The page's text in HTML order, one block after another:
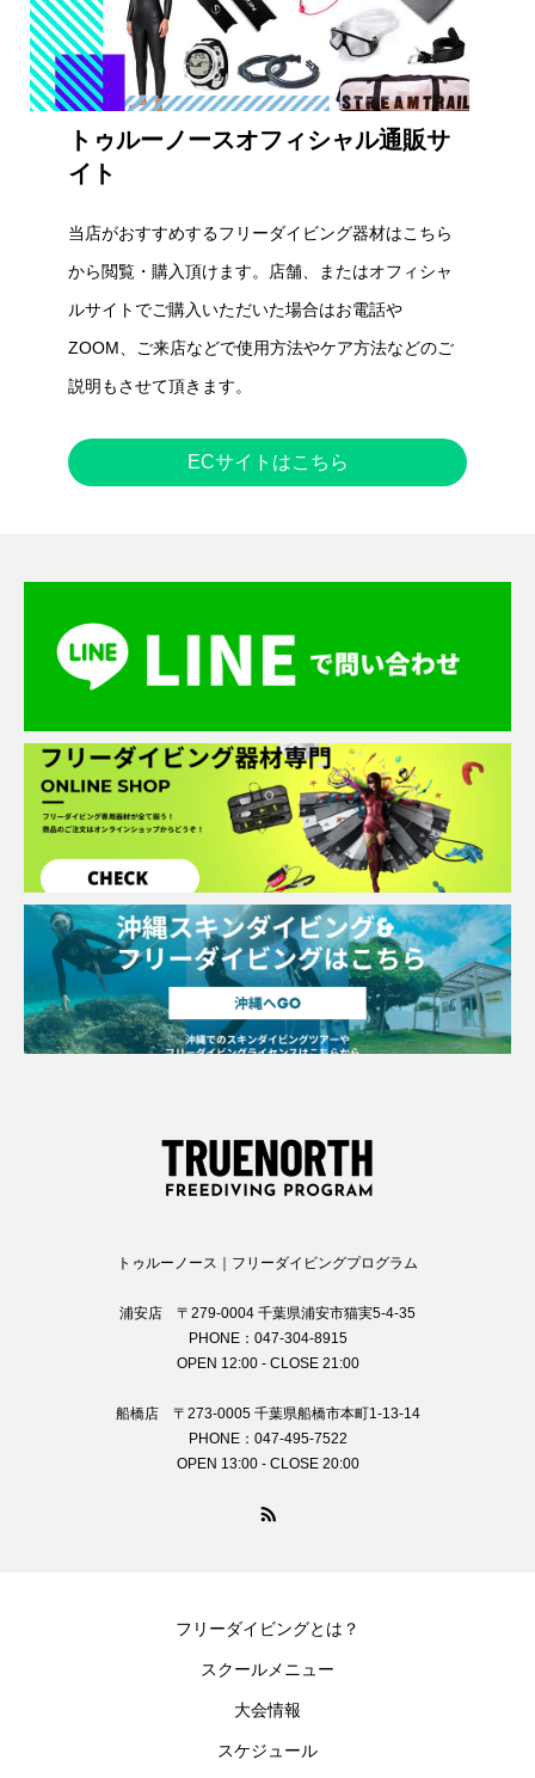
トゥルーノースオフィシャル通販サ
イト
当店がおすすめするフリーダイビング器材はこちら
から閲覧・購入頂けます。店舗、またはオフィシャ
ルサイトでご購入いただいた場合はお電話や
ZOOM、ご来店などで使用方法やケア方法などのご
説明もさせて頂きます。
ECサイトはこちら
トゥルーノース｜フリーダイビングプログラム
浦安店 〒279-0004 千葉県浦安市猫実5-4-35
PHONE：047-304-8915
OPEN 12:00 - CLOSE 21:00
船橋店 〒273-0005 千葉県船橋市本町1-13-14
PHONE：047-495-7522
OPEN 13:00 - CLOSE 20:00
フリーダイビングとは？
スクールメニュー
大会情報
スケジュール